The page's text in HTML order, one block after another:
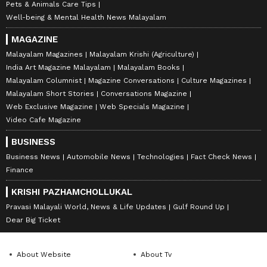
Pets & Animals Care Tips
Well-being & Mental Health News Malayalam
MAGAZINE
Malayalam Magazines
Malayalam Krishi (Agriculture)
India Art Magazine Malayalam
Malayalam Books
Malayalam Columnist
Magazine Conversations
Culture Magazines
Malayalam Short Stories
Conversations Magazine
Web Exclusive Magazine
Web Specials Magazine
Video Cafe Magazine
BUSINESS
Business News Automobile News Technologies
Fact Check News
Finance
KRISHI PAZHAMCHOLLUKAL
Pravasi Malayali World, News & Life Updates
Gulf Round Up
Dear Big Ticket
About Website About Tv